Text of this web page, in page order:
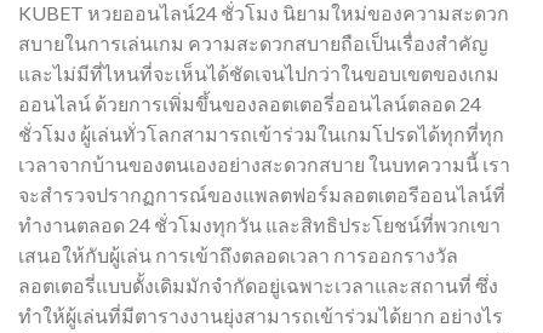
KUBET หวยออนไลน์24 ชั่วโมง นิยามใหม่ของความสะดวก
สบายในการเล่นเกม ความสะดวกสบายถือเป็นเรื่องสำคัญ
และไม่มีที่ไหนที่จะเห็นได้ชัดเจนไปกว่าในขอบเขตของเกม
ออนไลน์ ด้วยการเพิ่มขึ้นของลอตเตอรี่ออนไลน์ตลอด 24
ชั่วโมง ผู้เล่นทั่วโลกสามารถเข้าร่วมในเกมโปรดได้ทุกที่ทุก
เวลาจากบ้านของตนเองอย่างสะดวกสบาย ในบทความนี้ เรา
จะสำรวจปรากฏการณ์ของแพลตฟอร์มลอตเตอรีออนไลน์ที่
ทำงานตลอด 24 ชั่วโมงทุกวัน และสิทธิประโยชน์ที่พวกเขา
เสนอให้กับผู้เล่น การเข้าถึงตลอดเวลา การออกรางวัล
ลอตเตอรี่แบบดั้งเดิมมักจำกัดอยู่เฉพาะเวลาและสถานที่ ซึ่ง
ทำให้ผู้เล่นที่มีตารางงานยุ่งสามารถเข้าร่วมได้ยาก อย่างไร